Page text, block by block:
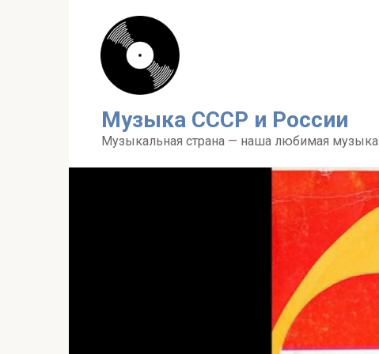
Музыка СССР и России
Музыкальная страна — наша любимая музыка